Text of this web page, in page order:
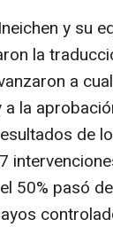
y su
la
a
a la
de
50% pasó